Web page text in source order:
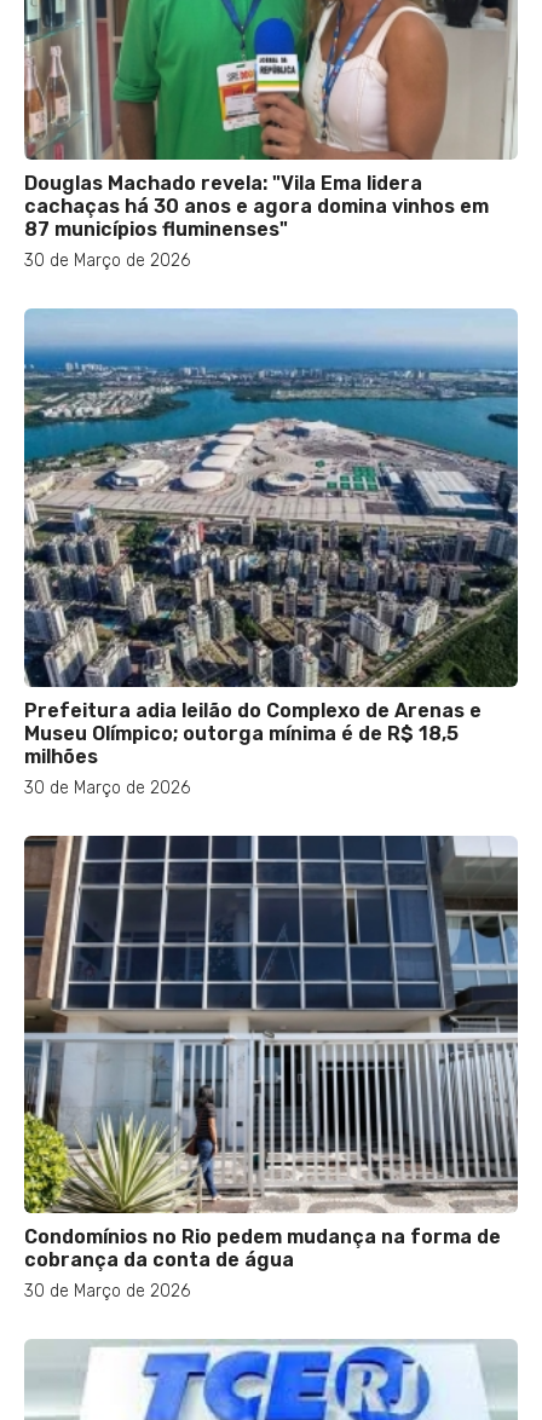
Douglas Machado revela: "Vila Ema lidera
cachaças há 30 anos e agora domina vinhos em
87 municípios fluminenses"
30 de Março de 2026
Prefeitura adia leilão do Complexo de Arenas e
Museu Olímpico; outorga mínima é de R$ 18,5
milhões
30 de Março de 2026
Condomínios no Rio pedem mudança na forma de
cobrança da conta de água
30 de Março de 2026